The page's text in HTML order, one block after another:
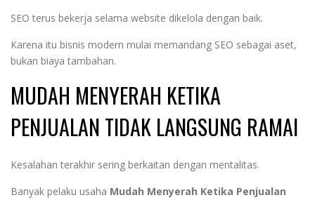
SEO terus bekerja selama website dikelola dengan baik.
Karena itu bisnis modern mulai memandang SEO sebagai aset,
bukan biaya tambahan.
MUDAH MENYERAH KETIKA
PENJUALAN TIDAK LANGSUNG RAMAI
Kesalahan terakhir sering berkaitan dengan mentalitas.
Banyak pelaku usaha Mudah Menyerah Ketika Penjualan